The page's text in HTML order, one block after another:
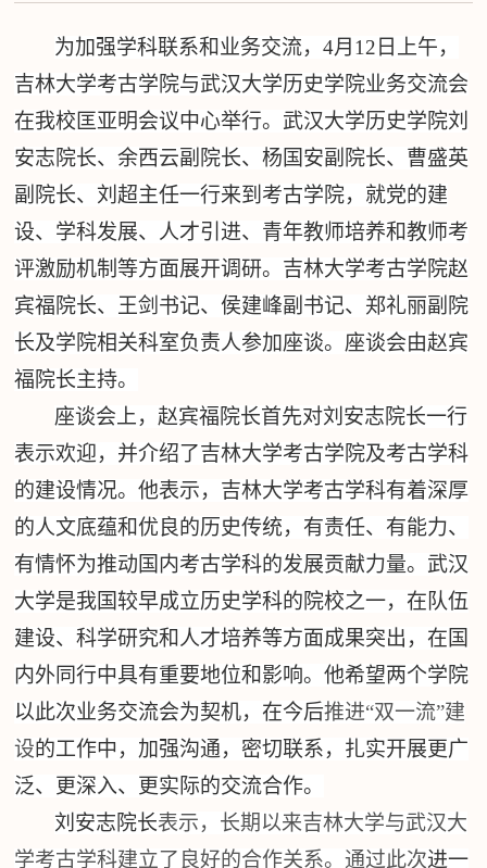
为加强学科联系和业务交流，4月12日 上午，
吉林大学考古学院与武汉大学历史学院业务交流会
在我校匡亚明会议中心举行。武汉大学历史学院刘
安志院长、余西云副院长、杨国安副院长、曹盛英
副院长、刘超主任一行来到考古学院，就党的建
设、学科发展、人才引进、青年教师培养和教师考
评激励机制等方面展开调研。吉林大学考古学院赵
宾福院长、王剑书记、侯建峰副书记、郑礼丽副院
长及学院相关科室负责人参加座谈。座谈会由赵宾
福院长主持。
座谈会上，赵宾福院长首先对刘安志院长一行
表示欢迎，并介绍了吉林大学考古学院及考古学科
的建设情况。他表示，吉林大学考古学科有着深厚
的人文底蕴和优良的历史传统，有责任、有能力、
有情怀为推动国内考古学科的发展贡献力量。武汉
大学是我国较早成立历史学科的院校之一，在队伍
建设、科学研究和人才培养等方面成果突出，在国
内外同行中具有重要地位和影响。他希望两个学院
以此次业务交流会为契机，在今后推进“双一流”建
设的工作中，加强沟通，密切联系，扎实开展更广
泛、更深入、更实际的交流合作。
刘安志院长表示，长期以来吉林大学与武汉大
学考古学科建立了良好的合作关系。通过此次进一